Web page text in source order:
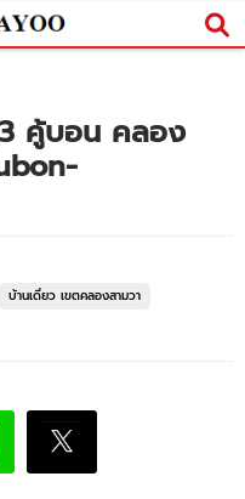
คู้บอน คลอง
บ้านเดี่ยว เขตคลองสามวา